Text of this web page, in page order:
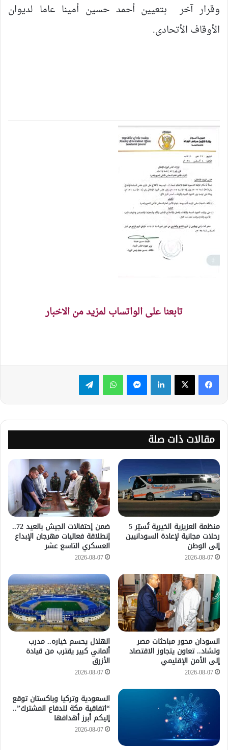
وقرار آخر بتعيين أحمد حسين أمينا عاما لديوان
الأوقاف الأتحادى.
تابعنا على الواتساب لمزيد من الاخبار
لينكدإن ماسنجر واتساب تيلقرام
مقالات ذات صلة
منظمة العزيزية الخيرية تُسيّر 5
رحلات مجانية لإعادة السودانيين
إلى الوطن
2026-08-07
ضمن إحتفالات الجيش بالعيد 72..
إنطلاقة فعاليات مهرجان الإبداع
العسكري التاسع عشر
2026-08-07
السودان محور مباحثات مصر
وتشاد.. تعاون يتجاوز الاقتصاد
إلى الأمن الإقليمي
2026-08-07
الهلال يحسم خياره.. مدرب
ألماني كبير يقترب من قيادة
الأزرق
2026-08-07
السعودية وتركيا وباكستان توقع
“اتفاقية مكة للدفاع المشترك”..
إليكم أبرز أهدافها
2026-08-07